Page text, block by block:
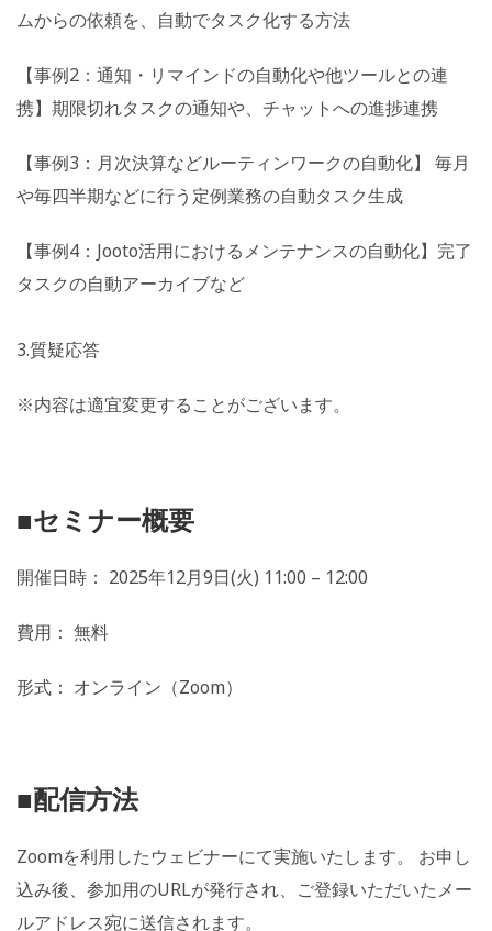
ムからの依頼を、自動でタスク化する方法
【事例2：通知・リマインドの自動化や他ツールとの連
携】期限切れタスクの通知や、チャットへの進捗連携
【事例3：月次決算などルーティンワークの自動化】 毎月
や毎四半期などに行う定例業務の自動タスク生成
【事例4：Jooto活用におけるメンテナンスの自動化】完了
タスクの自動アーカイブなど
3.質疑応答
※内容は適宜変更することがございます。
■セミナー概要
開催日時： 2025年12月9日(火) 11:00 – 12:00
費用： 無料
形式： オンライン（Zoom）
■配信方法
Zoomを利用したウェビナーにて実施いたします。 お申し
込み後、参加用のURLが発行され、ご登録いただいたメー
ルアドレス宛に送信されます。